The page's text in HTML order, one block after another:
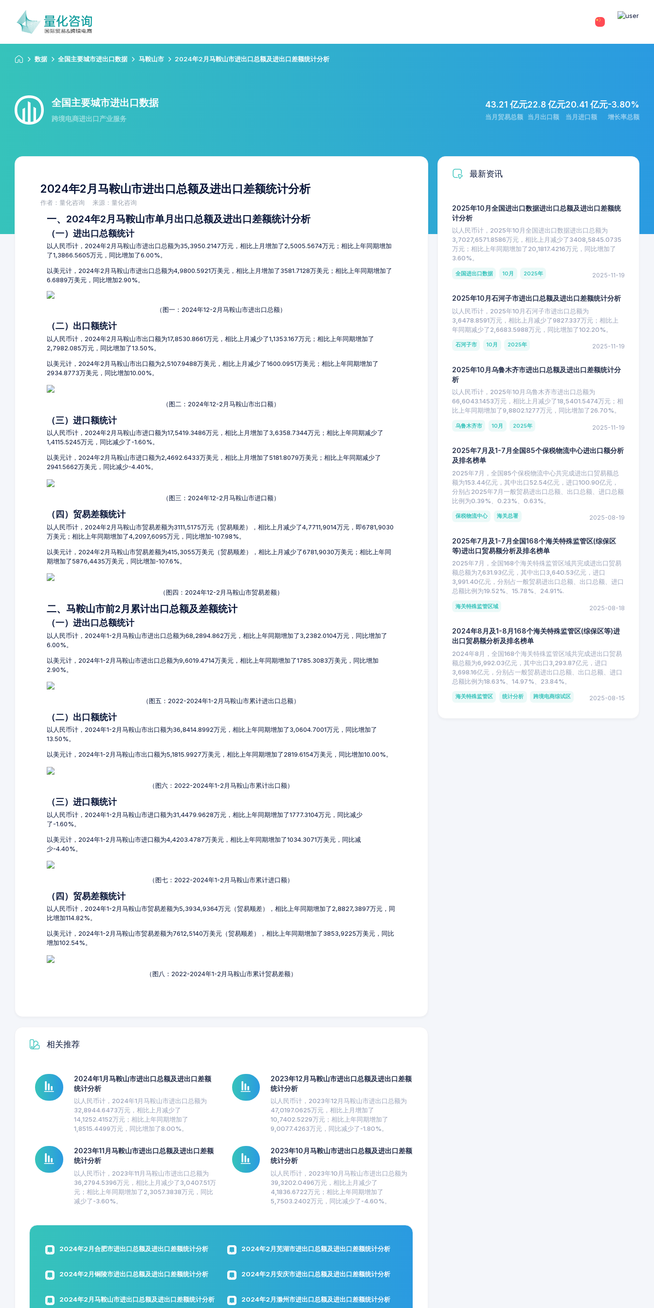
数据 全国主要城市进出口数据 马鞍山市 2024年2月马鞍山市进出口总额及进出口差额统计分析
全国主要城市进出口数据
跨境电商进出口产业服务
43.21 亿元
当月贸易总额
22.8 亿元
当月出口额
20.41 亿元
当月进口额
-3.80%
增长率总额
2024年2月马鞍山市进出口总额及进出口差额统计分析
作者：量化咨询 来源：量化咨询
一、2024年2月马鞍山市单月出口总额及进出口差额统计分析
（一）进出口总额统计
以人民币计，2024年2月马鞍山市进出口总额为35,3950.2147万元，相比上月增加了2,5005.5674万元；相比上年同期增加
了1,3866.5605万元，同比增加了6.00%。
以美元计，2024年2月马鞍山市进出口总额为4,9800.5921万美元，相比上月增加了3581.7128万美元；相比上年同期增加了
6.6889万美元，同比增加2.90%。
（图一：2024年12-2月马鞍山市进出口总额）
（二）出口额统计
以人民币计，2024年2月马鞍山市出口额为17,8530.8661万元，相比上月减少了1,1353.167万元；相比上年同期增加了
2,7982.085万元，同比增加了13.50%。
以美元计，2024年2月马鞍山市出口额为2,5107.9488万美元，相比上月减少了1600.0951万美元；相比上年同期增加了
2934.8773万美元，同比增加10.00%。
（图二：2024年12-2月马鞍山市出口额）
（三）进口额统计
以人民币计，2024年2月马鞍山市进口额为17,5419.3486万元，相比上月增加了3,6358.7344万元；相比上年同期减少了
1,4115.5245万元，同比减少了-1.60%。
以美元计，2024年2月马鞍山市进口额为2,4692.6433万美元，相比上月增加了5181.8079万美元；相比上年同期减少了
2941.5662万美元，同比减少-4.40%。
（图三：2024年12-2月马鞍山市进口额）
（四）贸易差额统计
以人民币计，2024年2月马鞍山市贸易差额为3111,5175万元（贸易顺差），相比上月减少了4,7711,9014万元，即6781,9030
万美元；相比上年同期增加了4,2097,6095万元，同比增加-107.98%。
以美元计，2024年2月马鞍山市贸易差额为415,3055万美元（贸易顺差），相比上月减少了6781,9030万美元；相比上年同
期增加了5876,4435万美元，同比增加-107.6%。
（图四：2024年12-2月马鞍山市贸易差额）
二、马鞍山市前2月累计出口总额及差额统计
（一）进出口总额统计
以人民币计，2024年1-2月马鞍山市进出口总额为68,2894.862万元，相比上年同期增加了3,2382.0104万元，同比增加了
6.00%。
以美元计，2024年1-2月马鞍山市进出口总额为9,6019.4714万美元，相比上年同期增加了1785.3083万美元，同比增加
2.90%。
（图五：2022-2024年1-2月马鞍山市累计进出口总额）
（二）出口额统计
以人民币计，2024年1-2月马鞍山市出口额为36,8414.8992万元，相比上年同期增加了3,0604.7001万元，同比增加了
13.50%。
以美元计，2024年1-2月马鞍山市出口额为5,1815.9927万美元，相比上年同期增加了2819.6154万美元，同比增加10.00%。
（图六：2022-2024年1-2月马鞍山市累计出口额）
（三）进口额统计
以人民币计，2024年1-2月马鞍山市进口额为31,4479.9628万元，相比上年同期增加了1777.3104万元，同比减少
了-1.60%。
以美元计，2024年1-2月马鞍山市进口额为4,4203.4787万美元，相比上年同期增加了1034.3071万美元，同比减
少-4.40%。
（图七：2022-2024年1-2月马鞍山市累计进口额）
（四）贸易差额统计
以人民币计，2024年1-2月马鞍山市贸易差额为5,3934,9364万元（贸易顺差），相比上年同期增加了2,8827,3897万元，同
比增加114.82%。
以美元计，2024年1-2月马鞍山市贸易差额为7612,5140万美元（贸易顺差），相比上年同期增加了3853,9225万美元，同比
增加102.54%。
（图八：2022-2024年1-2月马鞍山市累计贸易差额）
相关推荐
2024年1月马鞍山市进出口总额及进出口差额
统计分析
以人民币计，2024年1月马鞍山市进出口总额为
32,8944.6473万元，相比上月减少了
14,1252.4152万元；相比上年同期增加了
1,8515.4499万元，同比增加了8.00%。
2023年12月马鞍山市进出口总额及进出口差额
统计分析
以人民币计，2023年12月马鞍山市进出口总额为
47,0197.0625万元，相比上月增加了
10,7402.5229万元；相比上年同期增加了
9,0077.4263万元，同比减少了-1.80%。
2023年11月马鞍山市进出口总额及进出口差额
统计分析
以人民币计，2023年11月马鞍山市进出口总额为
36,2794.5396万元，相比上月减少了3,0407.51万
元；相比上年同期增加了2,3057.3838万元，同比
减少了-3.60%。
2023年10月马鞍山市进出口总额及进出口差额
统计分析
以人民币计，2023年10月马鞍山市进出口总额为
39,3202.0496万元，相比上月减少了
4,1836.6722万元；相比上年同期增加了
5,7503.2402万元，同比减少了-4.60%。
2024年2月合肥市进出口总额及进出口差额统计分析 2024年2月芜湖市进出口总额及进出口差额统计分析
2024年2月铜陵市进出口总额及进出口差额统计分析 2024年2月安庆市进出口总额及进出口差额统计分析
2024年2月马鞍山市进出口总额及进出口差额统计分析 2024年2月滁州市进出口总额及进出口差额统计分析
最新资讯
2025年10月全国进出口数据进出口总额及进出口差额统
计分析
以人民币计，2025年10月全国进出口数据进出口总额为
3,7027,6571.8586万元，相比上月减少了3408,5845.0735
万元；相比上年同期增加了20,1817.4216万元，同比增加了
3.60%。
全国进出口数据 10月 2025年 2025-11-19
2025年10月石河子市进出口总额及进出口差额统计分析
以人民币计，2025年10月石河子市进出口总额为
3,6478.8591万元，相比上月减少了9827.337万元；相比上
年同期减少了2,6683.5988万元，同比增加了102.20%。
石河子市 10月 2025年 2025-11-19
2025年10月乌鲁木齐市进出口总额及进出口差额统计分
析
以人民币计，2025年10月乌鲁木齐市进出口总额为
66,6043.1453万元，相比上月减少了18,5401.5474万元；相
比上年同期增加了9,8802.1277万元，同比增加了26.70%。
乌鲁木齐市 10月 2025年 2025-11-19
2025年7月及1-7月全国85个保税物流中心进出口额分析
及排名榜单
2025年7月，全国85个保税物流中心共完成进出口贸易额总
额为153.44亿元，其中出口52.54亿元，进口100.90亿元，
分别占2025年7月一般贸易进出口总额、出口总额、进口总额
比例为0.39%、0.23%、0.63%。
保税物流中心 海关总署 2025-08-19
2025年7月及1-7月全国168个海关特殊监管区(综保区
等)进出口贸易额分析及排名榜单
2025年7月，全国168个海关特殊监管区域共完成进出口贸易
额总额为7,631.93亿元，其中出口3,640.53亿元，进口
3,991.40亿元，分别占一般贸易进出口总额、出口总额、进口
总额比例为19.52%、15.78%、24.91%.
海关特殊监管区域 2025-08-18
2024年8月及1-8月168个海关特殊监管区(综保区等)进
出口贸易额分析及排名榜单
2024年8月，全国168个海关特殊监管区域共完成进出口贸易
额总额为6,992.03亿元，其中出口3,293.87亿元，进口
3,698.16亿元，分别占一般贸易进出口总额、出口总额、进口
总额比例为18.63%、14.97%、23.84%。
海关特殊监管区 统计分析 跨境电商综试区 2025-08-15